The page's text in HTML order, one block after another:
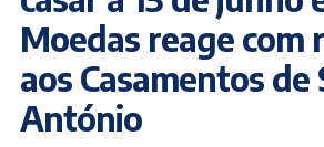
Moedas reage com
aos Casamentos de
António